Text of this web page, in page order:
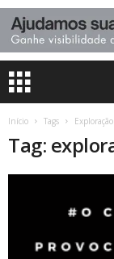
Início Tags Exploração
Tag: